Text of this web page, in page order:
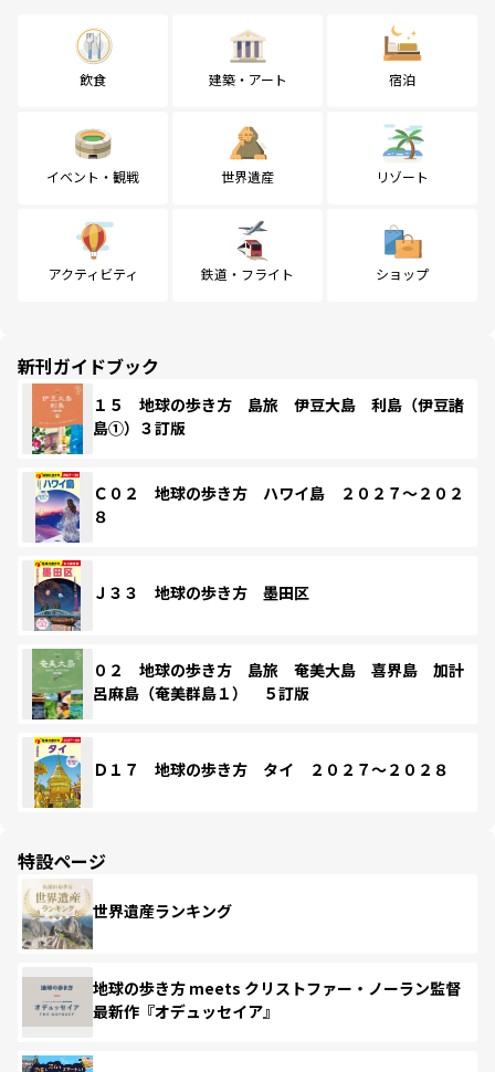
飲食 建築・アート 宿泊
イベント・観戦 世界遺産 リゾート
アクティビティ 鉄道・フライト ショップ
新刊ガイドブック
１５ 地球の歩き方 島旅 伊豆大島 利島（伊豆諸
島①）３訂版
Ｃ０２ 地球の歩き方 ハワイ島 ２０２７～２０２
８
Ｊ３３ 地球の歩き方 墨田区
０２ 地球の歩き方 島旅 奄美大島 喜界島 加計
呂麻島（奄美群島１） ５訂版
Ｄ１７ 地球の歩き方 タイ ２０２７～２０２８
特設ページ
世界遺産ランキング
地球の歩き方 meets クリストファー・ノーラン監督
最新作『オデュッセイア』